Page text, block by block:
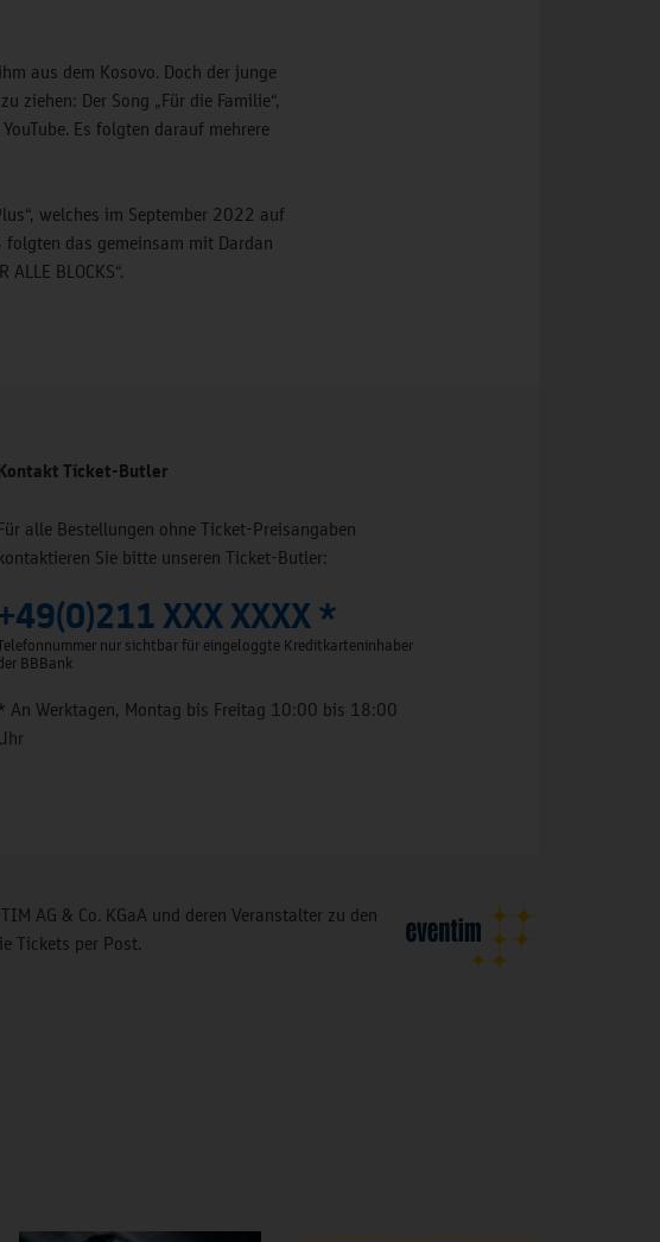
aus dem Kosovo. Doch der junge
ziehen: Der Song „Für die Familie“,
Es folgten darauf mehrere
welches im September 2022 auf
das gemeinsam mit Dardan
BLOCKS“.
Kontakt Ticket-Butler
Für alle Bestellungen ohne Ticket-Preisangaben
kontaktieren Sie bitte unseren Ticket-Butler:
XXX XXXX *
nur sichtbar für eingeloggte Kreditkarteninhaber
BBBank
An Werktagen, Montag bis Freitag 10:00 bis 18:00
AG & Co. KGaA und deren Veranstalter zu den
Tickets per Post.